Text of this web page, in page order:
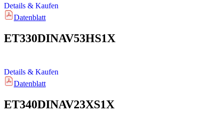
Details & Kaufen
Datenblatt
ET330DINAV53HS1X
Details & Kaufen
Datenblatt
ET340DINAV23XS1X